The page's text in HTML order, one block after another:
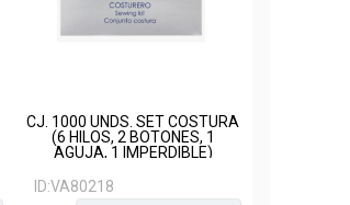
CJ. 1000 UNDS. SET COSTURA
(6 HILOS, 2 BOTONES, 1
AGUJA, 1 IMPERDIBLE)
ID:VA80218